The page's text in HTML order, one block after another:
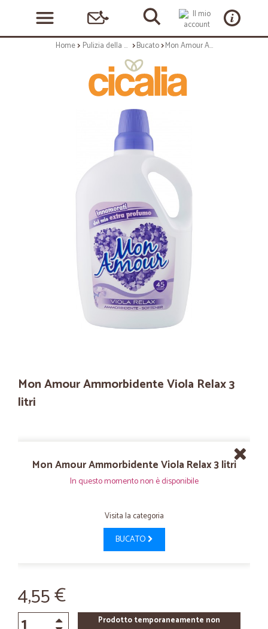
Home Pulizia della casa Bucato Mon Amour Ammorbidente Viola Relax 3 litri
Mon Amour Ammorbidente Viola Relax 3
litri
Mon Amour Ammorbidente Viola Relax 3 litri
In questo momento non è disponibile
Visita la categoria
BUCATO
4,55 €
Prodotto temporaneamente non